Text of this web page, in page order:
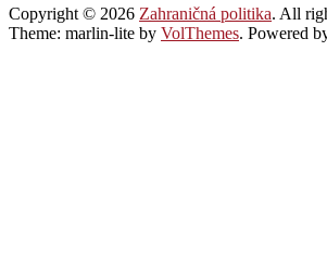
Copyright © 2026 Zahraničná politika. All
Theme: marlin-lite by VolThemes. Powered